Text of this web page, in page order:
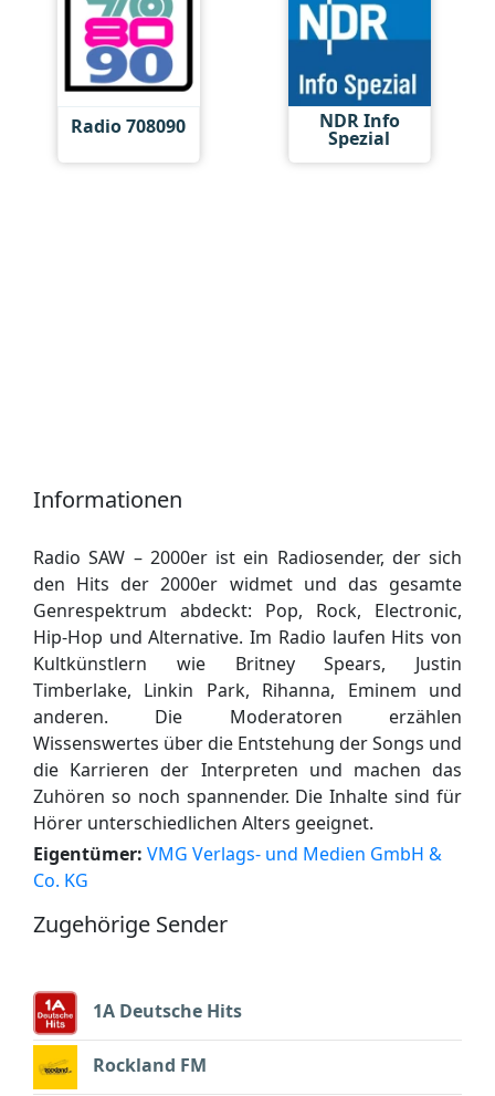
Radio 708090 NDR Info
Spezial
Informationen
Radio SAW – 2000er ist ein Radiosender, der sich
den Hits der 2000er widmet und das gesamte
Genrespektrum abdeckt: Pop, Rock, Electronic,
Hip-Hop und Alternative. Im Radio laufen Hits von
Kultkünstlern wie Britney Spears, Justin
Timberlake, Linkin Park, Rihanna, Eminem und
anderen. Die Moderatoren erzählen
Wissenswertes über die Entstehung der Songs und
die Karrieren der Interpreten und machen das
Zuhören so noch spannender. Die Inhalte sind für
Hörer unterschiedlichen Alters geeignet.
Eigentümer: VMG Verlags- und Medien GmbH &
Co. KG
Zugehörige Sender
1A Deutsche Hits
Rockland FM